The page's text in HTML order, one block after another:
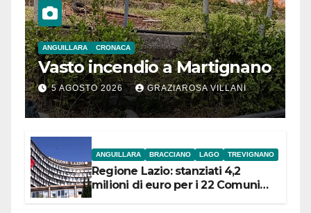
ANGUILLARA CRONACA
Vasto incendio a Martignano
5 AGOSTO 2026 GRAZIAROSA VILLANI
ANGUILLARA BRACCIANO LAGO TREVIGNANO
Regione Lazio: stanziati 4,2
milioni di euro per i 22 Comuni